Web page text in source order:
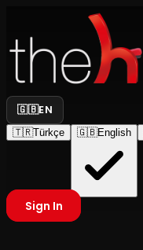
🇬🇧EN
🇹🇷Türkçe 🇬🇧English
Sign In